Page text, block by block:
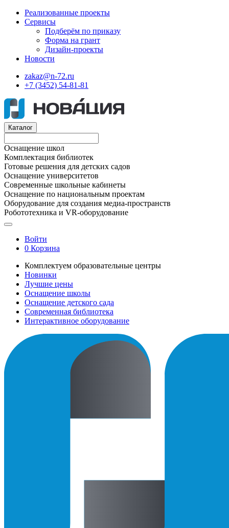
Реализованные проекты
Сервисы
Подберём по приказу
Форма на грант
Дизайн-проекты
Новости
zakaz@n-72.ru
+7 (3452) 54-81-81
Каталог
Оснащение школ
Комплектация библиотек
Готовые решения для детских садов
Оснащение университетов
Современные школьные кабинеты
Оснащение по национальным проектам
Оборудование для создания медиа-пространств
Робототехника и VR-оборудование
Войти
0 Корзина
Комплектуем образовательные центры
Новинки
Лучшие цены
Оснащение школы
Оснащение детского сада
Современная библиотека
Интерактивное оборудование